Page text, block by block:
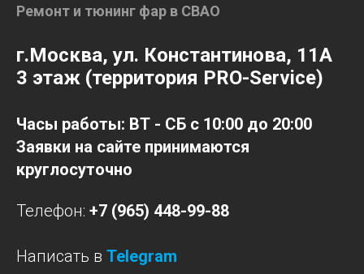
Ремонт и тюнинг фар в СВАО
г.Москва, ул. Константинова, 11А
3 этаж (территория PRO-Service)
Часы работы: ВТ - СБ с 10:00 до 20:00
Заявки на сайте принимаются
круглосуточно
Телефон: +7 (965) 448-99-88
Написать в Telegram